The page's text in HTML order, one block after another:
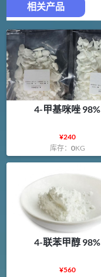
相关产品
4-甲基咪唑 98%
¥240
库存： 0KG
4-联苯甲醇 98%
¥560